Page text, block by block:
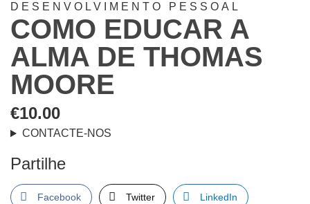
DESENVOLVIMENTO PESSOAL
COMO EDUCAR A
ALMA DE THOMAS
MOORE
€10.00
CONTACTE-NOS
Partilhe
Facebook Twitter LinkedIn